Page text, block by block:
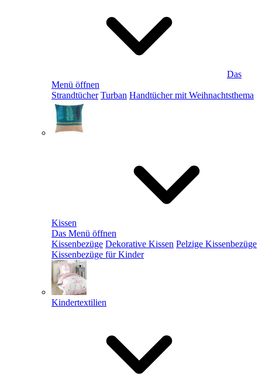
Das
Menü öffnen
Strandtücher Turban Handtücher mit Weihnachtsthema
Kissen
Das Menü öffnen
Kissenbezüge Dekorative Kissen Pelzige Kissenbezüge
Kissenbezüge für Kinder
Kindertextilien